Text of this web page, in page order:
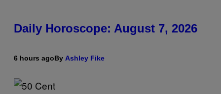
Daily Horoscope: August 7, 2026
6 hours agoBy Ashley Fike